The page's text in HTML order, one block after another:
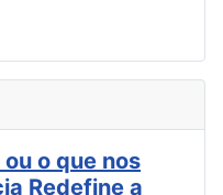
o que nos
Redefine a